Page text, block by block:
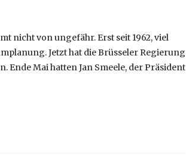
nicht von ungefähr. Erst seit 1962, viel
Jetzt hat die Brüsseler Regierung
Ende Mai hatten Jan Smeele, der Präsident